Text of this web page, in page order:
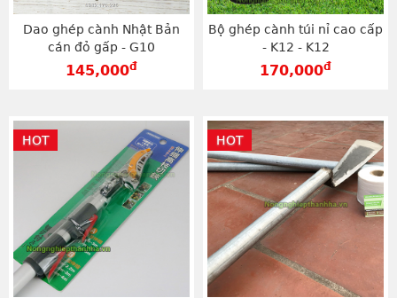
Dao ghép cành Nhật Bản
cán đỏ gấp - G10
145,000đ
Bộ ghép cành túi nỉ cao cấp
- K12 - K12
170,000đ
HOT HOT